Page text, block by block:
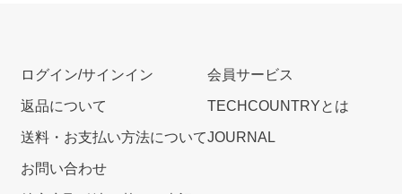
ログイン/サインイン
返品について
送料・お支払い方法について
お問い合わせ
会員サービス
TECHCOUNTRYとは
JOURNAL